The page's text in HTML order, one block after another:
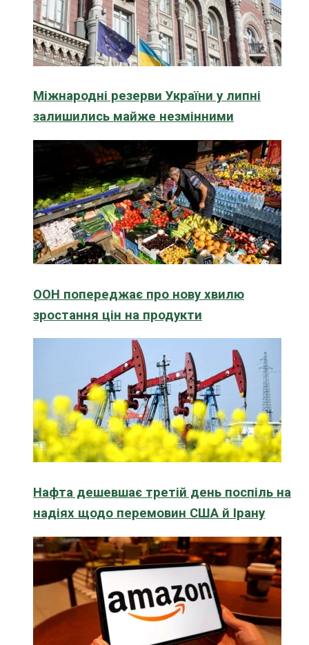
Міжнародні резерви України у липні
залишились майже незмінними
ООН попереджає про нову хвилю
зростання цін на продукти
Нафта дешевшає третій день поспіль на
надіях щодо перемовин США й Ірану